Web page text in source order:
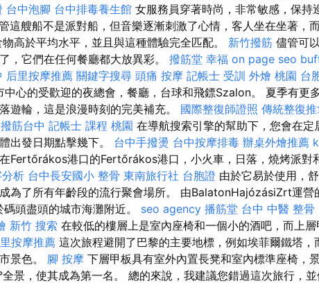
台中泡腳 台中排毒養生館 女服務員穿著時尚，非常敏感，保持
這艘船不是派對船，但音樂逐漸刺激了心情，客人坐在坐著，
高於平均水平，並且與這種體驗完全匹配。 新竹撥筋 儘管可
，它們在任何餐廳都大放異彩。 撥筋堂 幸福 on page seo
后里按摩推薦 關鍵字搜尋 頭痛 按摩 記帳士 受訓 外燴 桃園 台
心的受歡迎的夜總會，餐廳，台球和飛鏢Szalon。 夏季有更
遊輪，這是浪漫時刻的完美補充。 國際整復師證照 傳統整復
撥筋台中 記帳士 課程 桃園 在導航搜索引擎的幫助下，您會在定
出發日期點擊幾下。 台中手撥燙 台中按摩排毒 辦桌外燴推薦
Fertőrákos港口的Fertőrákos港口，小火車，日落，燒烤派對
析 台中長安國小 整骨 東南旅行社 台胞證 由於它易於使用，
為了所有年齡段的流行聚會場所。 由BalatonHajózásiZrt運營
頭盡頭的城市海灘附近。 seo agency 播筋堂 台中 中醫 整骨
新竹 搜索 在較低的樓層上是室內座椅和一個小的酒吧，而上層
按摩推薦 這次旅程避開了巴黎的主要地標，例如埃菲爾鐵塔，
景色。 腳 按摩 下層甲板具有室外內置長凳和室內標準座椅，
景，使其成為第一名。 總的來說，我建議您錯過這次旅行，